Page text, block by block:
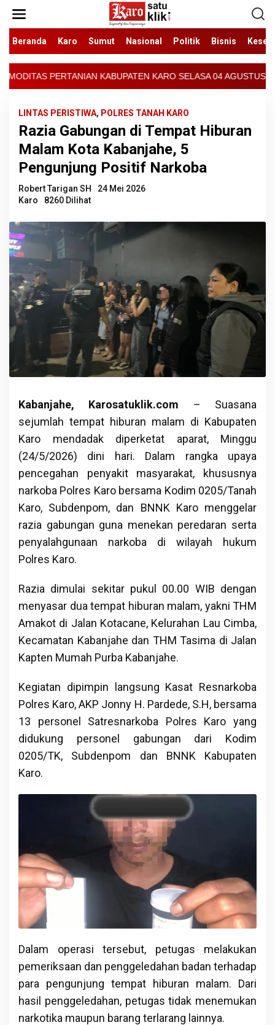
konten
Beranda
Karo Sumut Nasional Politik Bisnis
KARO SELASA 04 AGUSTUS 2026 - ARCIS
LINTAS PERISTIWA, POLRES TANAH KARO
Razia Gabungan di Tempat Hiburan
Malam Kota Kabanjahe, 5
Pengunjung Positif Narkoba
Robert Tarigan SH
24 Mei 2026
Karo
8260 Dilihat
Kabanjahe, Karosatuklik.com – Suasana
sejumlah tempat hiburan malam di Kabupaten
Karo mendadak diperketat aparat, Minggu
(24/5/2026) dini hari. Dalam rangka upaya
pencegahan penyakit masyarakat, khususnya
narkoba Polres Karo bersama Kodim 0205/Tanah
Karo, Subdenpom, dan BNNK Karo menggelar
razia gabungan guna menekan peredaran serta
penyalahgunaan narkoba di wilayah hukum
Polres Karo.
Razia dimulai sekitar pukul 00.00 WIB dengan
menyasar dua tempat hiburan malam, yakni THM
Amakot di Jalan Kotacane, Kelurahan Lau Cimba,
Kecamatan Kabanjahe dan THM Tasima di Jalan
Kapten Mumah Purba Kabanjahe.
Kegiatan dipimpin langsung Kasat Resnarkoba
Polres Karo, AKP Jonny H. Pardede, S.H, bersama
13 personel Satresnarkoba Polres Karo yang
didukung personel gabungan dari Kodim
0205/TK, Subdenpom dan BNNK Kabupaten
Karo.
Dalam operasi tersebut, petugas melakukan
pemeriksaan dan penggeledahan badan terhadap
para pengunjung tempat hiburan malam. Dari
hasil penggeledahan, petugas tidak menemukan
narkotika maupun barang terlarang lainnya.